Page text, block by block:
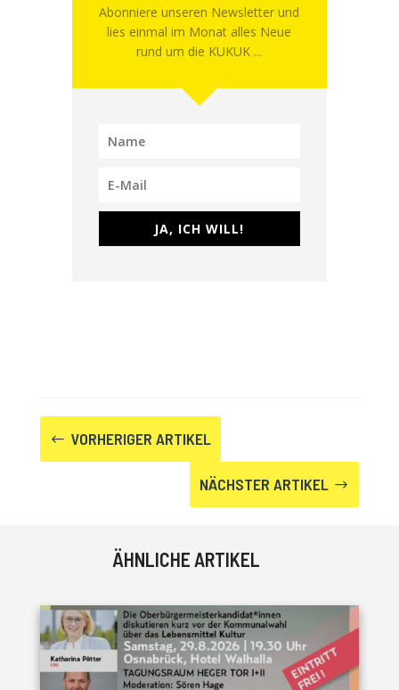
Abonniere unseren Newsletter und
lies einmal im Monat alles Neue
rund um die KUKUK ...
JA, ICH WILL!
# VORHERIGER ARTIKEL
NÄCHSTER ARTIKEL $
ÄHNLICHE ARTIKEL